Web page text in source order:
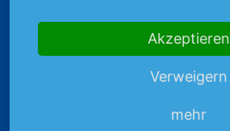
Börsennews
Akzeptieren
Verweigern
mehr